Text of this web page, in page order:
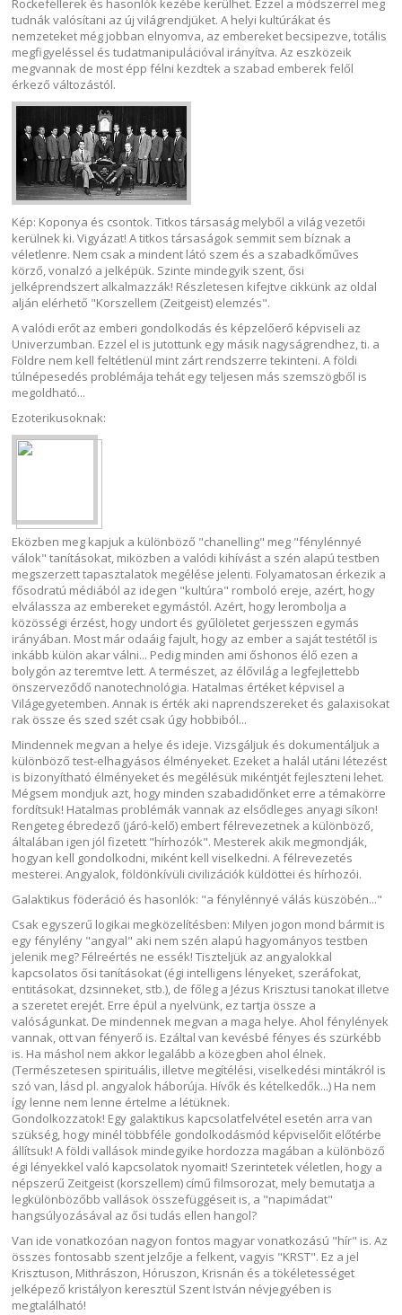
Rockefellerek és hasonlók kezébe kerülhet. Ezzel a módszerrel meg
tudnák valósítani az új világrendjüket. A helyi kultúrákat és
nemzeteket még jobban elnyomva, az embereket becsipezve, totális
megfigyeléssel és tudatmanipulációval irányítva. Az eszközeik
megvannak de most épp félni kezdtek a szabad emberek felől
érkező változástól.
Kép: Koponya és csontok. Titkos társaság melyből a világ vezetői
kerülnek ki. Vigyázat! A titkos társaságok semmit sem bíznak a
véletlenre. Nem csak a mindent látó szem és a szabadkőműves
körző, vonalzó a jelképük. Szinte mindegyik szent, ősi
jelképrendszert alkalmazzák! Részletesen kifejtve cikkünk az oldal
alján elérhető "Korszellem (Zeitgeist) elemzés".
A valódi erőt az emberi gondolkodás és képzelőerő képviseli az
Univerzumban. Ezzel el is jutottunk egy másik nagyságrendhez, ti. a
Földre nem kell feltétlenül mint zárt rendszerre tekinteni. A földi
túlnépesedés problémája tehát egy teljesen más szemszögből is
megoldható...
Ezoterikusoknak:
Eközben meg kapjuk a különböző "chanelling" meg "fénylénnyé
válok" tanításokat, miközben a valódi kihívást a szén alapú testben
megszerzett tapasztalatok megélése jelenti. Folyamatosan érkezik a
fősodratú médiából az idegen "kultúra" romboló ereje, azért, hogy
elválassza az embereket egymástól. Azért, hogy lerombolja a
közösségi érzést, hogy undort és gyűlöletet gerjesszen egymás
irányában. Most már odaáig fajult, hogy az ember a saját testétől is
inkább külön akar válni... Pedig minden ami őshonos élő ezen a
bolygón az teremtve lett. A természet, az élővilág a legfejlettebb
önszerveződő nanotechnológia. Hatalmas értéket képvisel a
Világegyetemben. Annak is érték aki naprendszereket és galaxisokat
rak össze és szed szét csak úgy hobbiból...
Mindennek megvan a helye és ideje. Vizsgáljuk és dokumentáljuk a
különböző test-elhagyásos élményeket. Ezeket a halál utáni létezést
is bizonyítható élményeket és megélésük mikéntjét fejleszteni lehet.
Mégsem mondjuk azt, hogy minden szabadidőnket erre a témakörre
fordítsuk! Hatalmas problémák vannak az elsődleges anyagi síkon!
Rengeteg ébredező (járó-kelő) embert félrevezetnek a különböző,
általában igen jól fizetett "hírhozók". Mesterek akik megmondják,
hogyan kell gondolkodni, miként kell viselkedni. A félrevezetés
mesterei. Angyalok, földönkívüli civilizációk küldöttei és hírhozói.
Galaktikus föderáció és hasonlók: "a fénylénnyé válás küszöbén..."
Csak egyszerű logikai megközelítésben: Milyen jogon mond bármit is
egy fénylény "angyal" aki nem szén alapú hagyományos testben
jelenik meg? Félreértés ne essék! Tiszteljük az angyalokkal
kapcsolatos ősi tanításokat (égi intelligens lényeket, szeráfokat,
entitásokat, dzsinneket, stb.), de főleg a Jézus Krisztusi tanokat illetve
a szeretet erejét. Erre épül a nyelvünk, ez tartja össze a
valóságunkat. De mindennek megvan a maga helye. Ahol fénylények
vannak, ott van fényerő is. Ezáltal van kevésbé fényes és szürkébb
is. Ha máshol nem akkor legalább a közegben ahol élnek.
(Természetesen spirituális, illetve megítélési, viselkedési mintákról is
szó van, lásd pl. angyalok háborúja. Hívők és kételkedők...) Ha nem
így lenne nem lenne értelme a létüknek.
Gondolkozzatok! Egy galaktikus kapcsolatfelvétel esetén arra van
szükség, hogy minél többféle gondolkodásmód képviselőit előtérbe
állítsuk! A földi vallások mindegyike hordozza magában a különböző
égi lényekkel való kapcsolatok nyomait! Szerintetek véletlen, hogy a
népszerű Zeitgeist (korszellem) című filmsorozat, mely bemutatja a
legkülönbözőbb vallások összefüggéseit is, a "napimádat"
hangsúlyozásával az ősi tudás ellen hangol?
Van ide vonatkozóan nagyon fontos magyar vonatkozású "hír" is. Az
összes fontosabb szent jelzője a felkent, vagyis "KRST". Ez a jel
Krisztuson, Mithrászon, Hóruszon, Krisnán és a tökéletességet
jelképező kristályon keresztül Szent István névjegyében is
megtalálható!